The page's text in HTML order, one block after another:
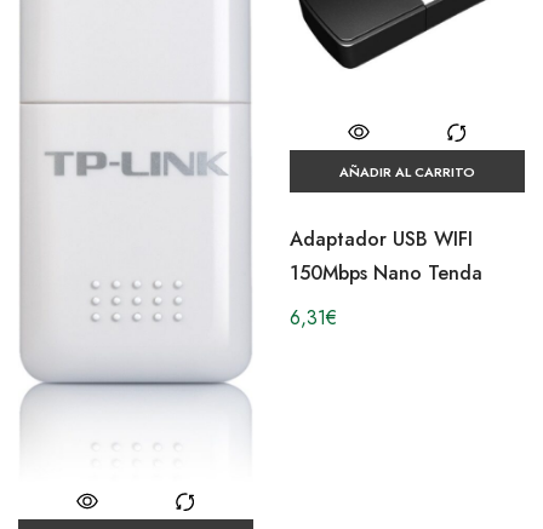
AÑADIR AL CARRITO
Adaptador USB WIFI
150Mbps Nano Tenda
6,31€